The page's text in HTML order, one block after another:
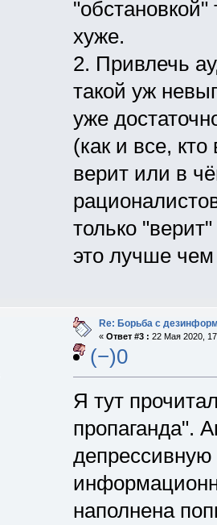
хуже.
2. Привлечь
такой уж
уже
(как и все,
верит или в
только
это лучше чем
Re: Борьба с
« Ответ #3 : 22 Мая 2020,
(−)0
Я тут
пропаганда".
депрессивную
наполнена